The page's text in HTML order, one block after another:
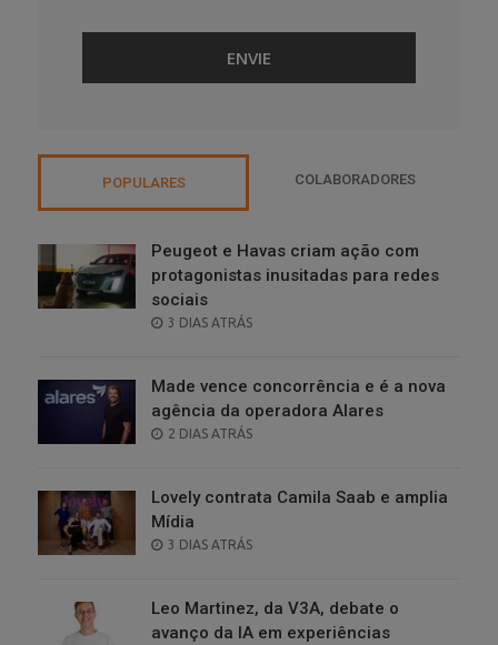
POPULARES COLABORADORES
Peugeot e Havas criam ação com
protagonistas inusitadas para redes
sociais
POSTED
3 DIAS ATRÁS
Made vence concorrência e é a nova
agência da operadora Alares
POSTED
2 DIAS ATRÁS
Lovely contrata Camila Saab e amplia
Mídia
POSTED
3 DIAS ATRÁS
Leo Martinez, da V3A, debate o
avanço da IA em experiências